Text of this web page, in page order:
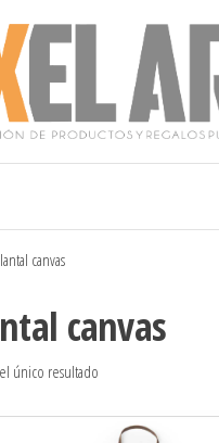
canvas
canvas
único resultado